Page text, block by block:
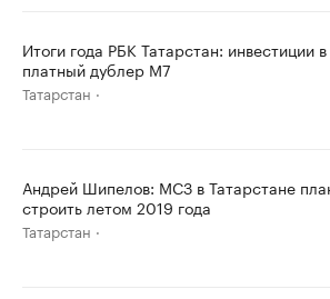
Итоги года РБК Татарстан: инвестиции
платный дублер М7
Татарстан
Андрей Шипелов: МСЗ в Татарстане
строить летом 2019 года
Татарстан